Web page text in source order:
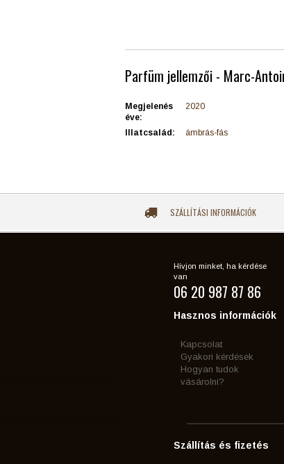
Parfüm jellemzői - Marc-
Megjelenés
éve:
2020
Illatcsalád: ámbrás-fás
SZÁLLÍTÁSI INFORMÁCIÓK
Hívjon minket, ha kérdése
van
06 20 987 87 86
Hasznos információk
Kapcsolat
Gyakori kérdések
Hogyan tudok
vásárolni?
Szállítás és fizetés